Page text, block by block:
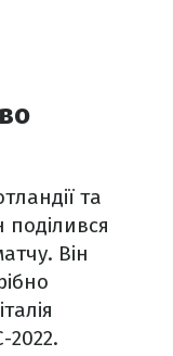
та
Він
2022.